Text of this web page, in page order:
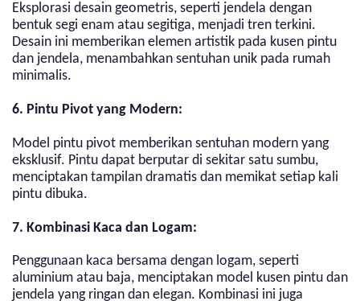
Eksplorasi desain geometris, seperti jendela dengan
bentuk segi enam atau segitiga, menjadi tren terkini.
Desain ini memberikan elemen artistik pada kusen pintu
dan jendela, menambahkan sentuhan unik pada rumah
minimalis.
6. Pintu Pivot yang Modern:
Model pintu pivot memberikan sentuhan modern yang
eksklusif. Pintu dapat berputar di sekitar satu sumbu,
menciptakan tampilan dramatis dan memikat setiap kali
pintu dibuka.
7. Kombinasi Kaca dan Logam:
Penggunaan kaca bersama dengan logam, seperti
aluminium atau baja, menciptakan model kusen pintu dan
jendela yang ringan dan elegan. Kombinasi ini juga